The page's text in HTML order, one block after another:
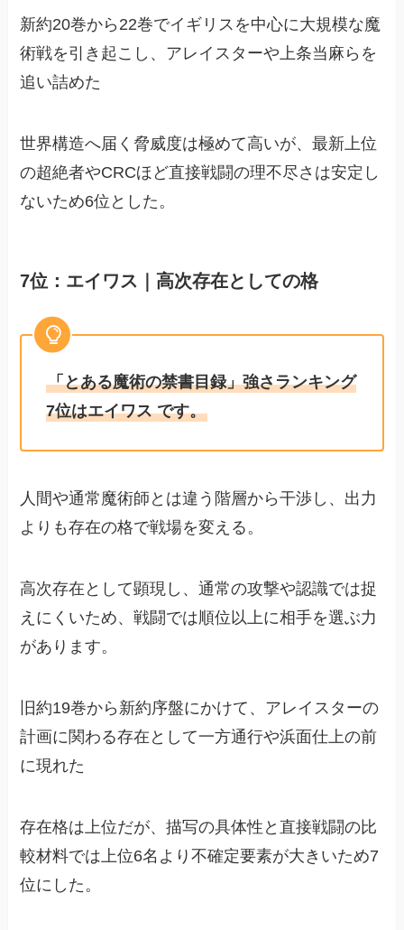
新約20巻から22巻でイギリスを中心に大規模な魔
術戦を引き起こし、アレイスターや上条当麻らを
追い詰めた
世界構造へ届く脅威度は極めて高いが、最新上位
の超絶者やCRCほど直接戦闘の理不尽さは安定し
ないため6位とした。
7位：エイワス｜高次存在としての格
「とある魔術の禁書目録」強さランキング
7位はエイワス です。
人間や通常魔術師とは違う階層から干渉し、出力
よりも存在の格で戦場を変える。
高次存在として顕現し、通常の攻撃や認識では捉
えにくいため、戦闘では順位以上に相手を選ぶ力
があります。
旧約19巻から新約序盤にかけて、アレイスターの
計画に関わる存在として一方通行や浜面仕上の前
に現れた
存在格は上位だが、描写の具体性と直接戦闘の比
較材料では上位6名より不確定要素が大きいため7
位にした。